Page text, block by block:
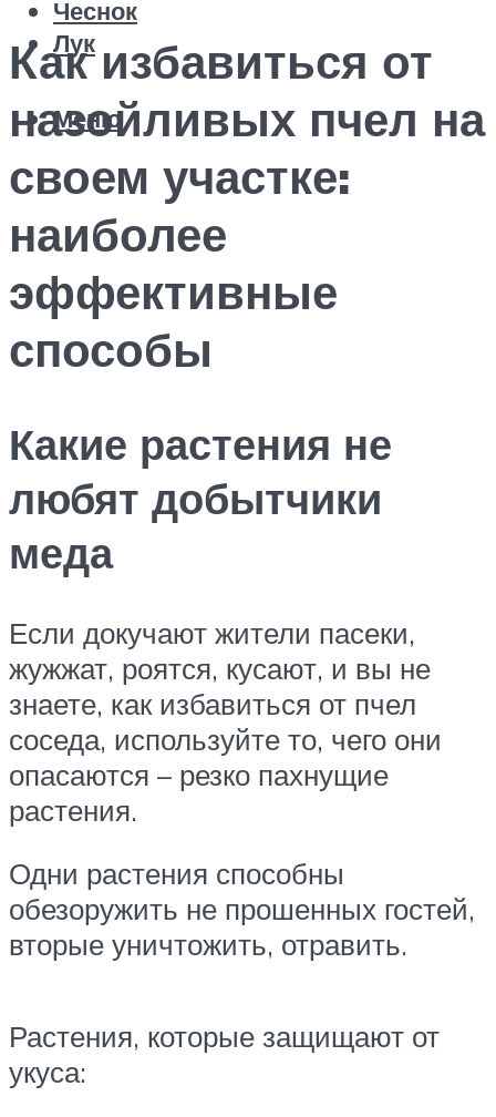
Чеснок
Лук
Меню
Как избавиться от
назойливых пчел на
своем участке:
наиболее
эффективные
способы
Какие растения не
любят добытчики
меда
Если докучают жители пасеки,
жужжат, роятся, кусают, и вы не
знаете, как избавиться от пчел
соседа, используйте то, чего они
опасаются – резко пахнущие
растения.
Одни растения способны
обезоружить не прошенных гостей,
вторые уничтожить, отравить.
Растения, которые защищают от
укуса: